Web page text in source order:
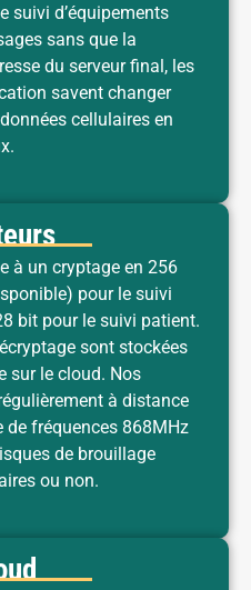
suivi d’équipements
sans que la
du serveur final, les
savent changer
cellulaires en
à un cryptage en 256
pour le suivi
bit pour le suivi patient.
sont stockées
sur le cloud. Nos
à distance
de fréquences 868MHz
de brouillage
ou non.